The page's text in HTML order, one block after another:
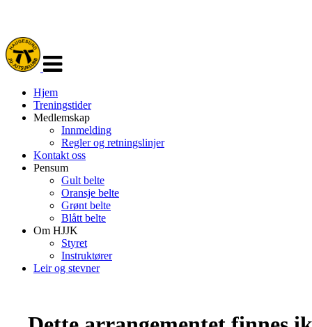
navigasjon
Hjem
Treningstider
Medlemskap
Innmelding
Regler og retningslinjer
Kontakt oss
Pensum
Gult belte
Oransje belte
Grønt belte
Blått belte
Om HJJK
Styret
Instruktører
Leir og stevner